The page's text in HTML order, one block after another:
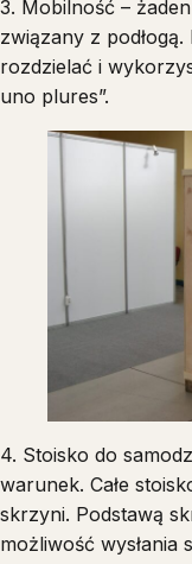
3. Mobilność –
związany z
rozdzielać i
uno plures”.
4. Stoisko do
warunek. Całe
skrzyni. Podstawą
możliwość wysłania